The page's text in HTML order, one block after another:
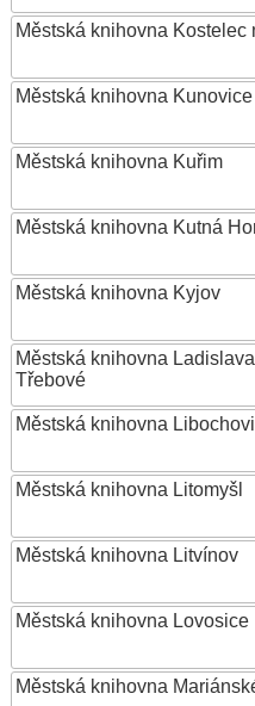
Městská knihovna Kostelec
Městská knihovna Kunovice
Městská knihovna Kuřim
Městská knihovna Kutná
Městská knihovna Kyjov
Městská knihovna
Třebové
Městská knihovna
Městská knihovna Litomyšl
Městská knihovna Litvínov
Městská knihovna Lovosice
Městská knihovna